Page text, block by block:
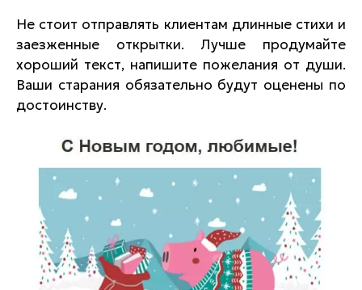
Не стоит отправлять клиентам длинные стихи и
заезженные открытки. Лучше продумайте
хороший текст, напишите пожелания от души.
Ваши старания обязательно будут оценены по
достоинству.